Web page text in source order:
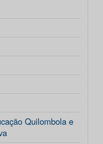
Quilombola e